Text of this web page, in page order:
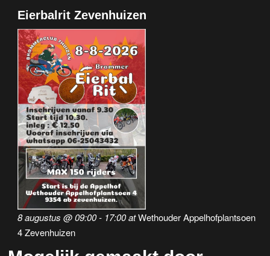
Eierbalrit Zevenhuizen
8 augustus @ 09:00- 17:00atWethouder Appelhofplantsoen
4 Zevenhuizen